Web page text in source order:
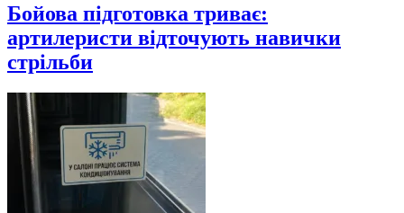
Бойова підготовка триває:
артилеристи відточують навички
стрільби